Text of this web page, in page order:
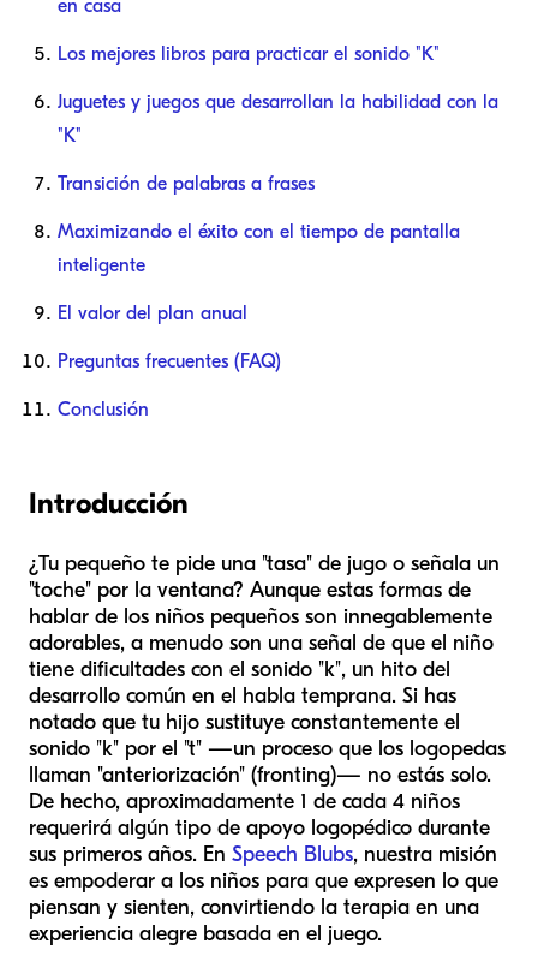
en casa
Los mejores libros para practicar el sonido "K"
Juguetes y juegos que desarrollan la habilidad con la
"K"
Transición de palabras a frases
Maximizando el éxito con el tiempo de pantalla
inteligente
El valor del plan anual
Preguntas frecuentes (FAQ)
Conclusión
Introducción
¿Tu pequeño te pide una "tasa" de jugo o señala un
"toche" por la ventana? Aunque estas formas de
hablar de los niños pequeños son innegablemente
adorables, a menudo son una señal de que el niño
tiene dificultades con el sonido "k", un hito del
desarrollo común en el habla temprana. Si has
notado que tu hijo sustituye constantemente el
sonido "k" por el "t" —un proceso que los logopedas
llaman "anteriorización" (fronting)— no estás solo.
De hecho, aproximadamente 1 de cada 4 niños
requerirá algún tipo de apoyo logopédico durante
sus primeros años. En Speech Blubs, nuestra misión
es empoderar a los niños para que expresen lo que
piensan y sienten, convirtiendo la terapia en una
experiencia alegre basada en el juego.